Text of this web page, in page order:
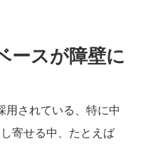
ースが障壁に
されている、特に中
寄せる中、たとえば